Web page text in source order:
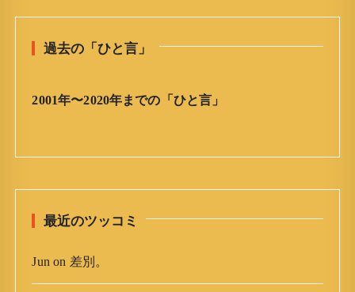
ひ
言
ア
過去の「ひと言」
2001年〜2020年までの「ひと言」
最近のツッコミ
Jun on 差別。